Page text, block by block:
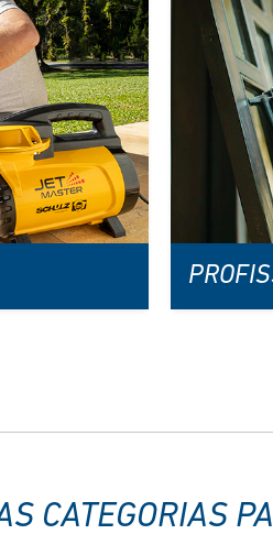
CATEGORIAS